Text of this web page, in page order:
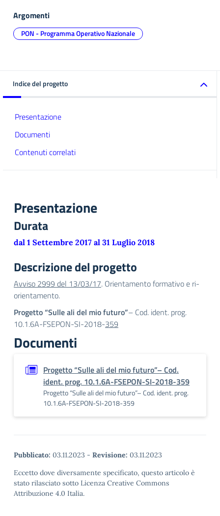
Argomenti
PON - Programma Operativo Nazionale
Indice del progetto
Presentazione
Documenti
Contenuti correlati
Presentazione
Durata
dal 1 Settembre 2017 al 31 Luglio 2018
Descrizione del progetto
Avviso 2999 del 13/03/17. Orientamento formativo e ri-
orientamento.
Progetto “Sulle ali del mio futuro”– Cod. ident. prog.
10.1.6A-FSEPON-SI-2018-359
Documenti
Progetto “Sulle ali del mio futuro”– Cod.
ident. prog. 10.1.6A-FSEPON-SI-2018-359
Progetto “Sulle ali del mio futuro”– Cod. ident. prog.
10.1.6A-FSEPON-SI-2018-359
Pubblicato: 03.11.2023 - Revisione: 03.11.2023
Eccetto dove diversamente specificato, questo articolo è
stato rilasciato sotto Licenza Creative Commons
Attribuzione 4.0 Italia.